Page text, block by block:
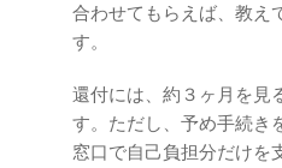
合わせてもらえば、教え
す。
還付には、約３ヶ月を見
す。ただし、予め手続き
窓口で自己負担分だけを